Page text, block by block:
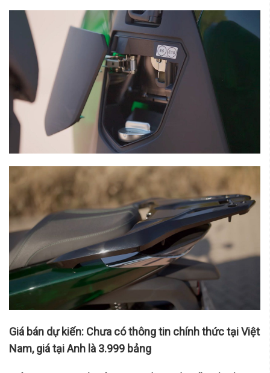
Giá bán dự kiến: Chưa có thông tin chính thức tại Việt
Nam, giá tại Anh là 3.999 bảng